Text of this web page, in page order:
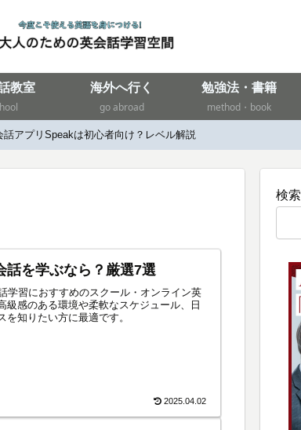
教室
海外へ行く
go abroad
勉強法・書籍
method・book
アプリSpeakは初心者向け？レベル解説
話を学ぶなら？厳選7選
学習におすすめのスクール・オンライン英
級感のある環境や柔軟なスケジュール、日
知りたい方に最適です。
2025.04.02
検索